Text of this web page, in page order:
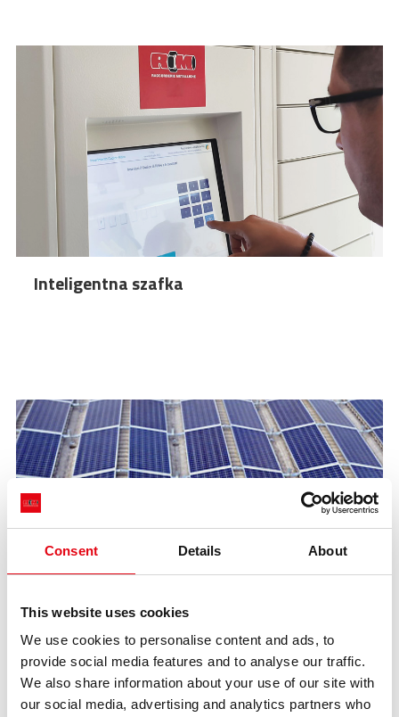
Consent Details About
This website uses cookies
We use cookies to personalise content and ads, to
provide social media features and to analyse our traffic.
We also share information about your use of our site with
our social media, advertising and analytics partners who
Inteligentna szafka
System fotowoltaiczny